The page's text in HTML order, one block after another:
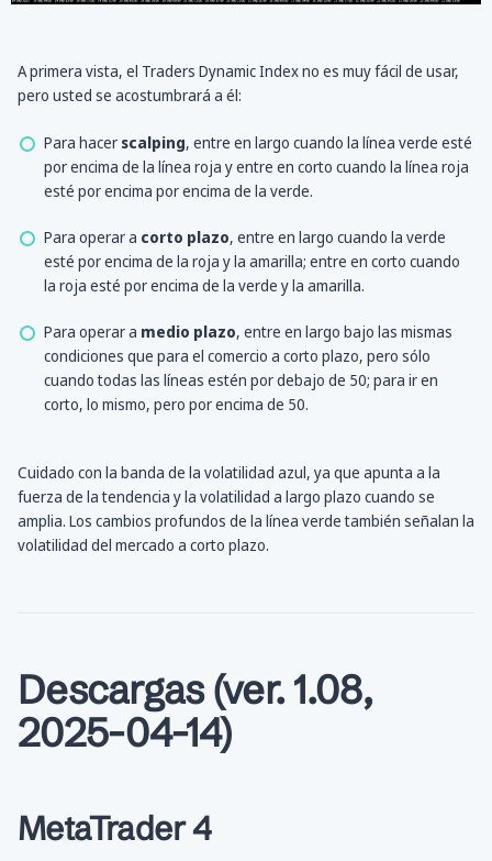
A primera vista, el Traders Dynamic Index no es muy fácil de usar,
pero usted se acostumbrará a él:
Para hacer scalping, entre en largo cuando la línea verde esté
por encima de la línea roja y entre en corto cuando la línea roja
esté por encima por encima de la verde.
Para operar a corto plazo, entre en largo cuando la verde
esté por encima de la roja y la amarilla; entre en corto cuando
la roja esté por encima de la verde y la amarilla.
Para operar a medio plazo, entre en largo bajo las mismas
condiciones que para el comercio a corto plazo, pero sólo
cuando todas las líneas estén por debajo de 50; para ir en
corto, lo mismo, pero por encima de 50.
Cuidado con la banda de la volatilidad azul, ya que apunta a la
fuerza de la tendencia y la volatilidad a largo plazo cuando se
amplia. Los cambios profundos de la línea verde también señalan la
volatilidad del mercado a corto plazo.
Descargas (ver. 1.08,
2025-04-14)
MetaTrader 4